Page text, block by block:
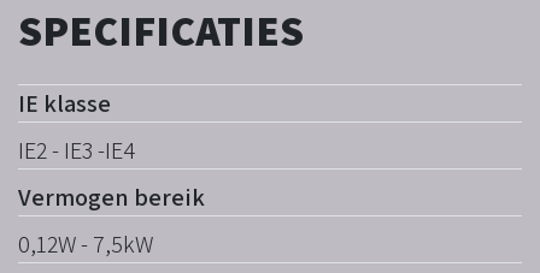
SPECIFICATIES
IE klasse
IE2 - IE3 -IE4
Vermogen bereik
0,12W - 7,5kW